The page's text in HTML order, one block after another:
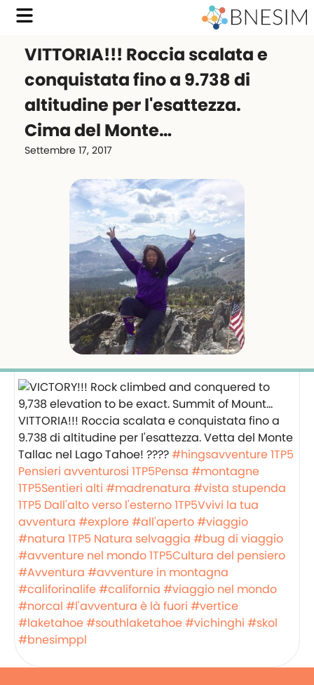
VITTORIA!!! Roccia scalata e
conquistata fino a 9.738 di
altitudine per l'esattezza.
Cima del Monte…
Settembre 17, 2017
VITTORIA!!! Roccia scalata e conquistata fino a
9.738 di altitudine per l'esattezza. Vetta del Monte
Tallac nel Lago Tahoe! ????‍️#hingsavventure1TP5
Pensieri avventurosi 1TP5Pensa #montagne
1TP5Sentieri alti #madrenatura #vista stupenda
1TP5 Dall'alto verso l'esterno1TP5Vvivi la tua
avventura #explore#all'aperto#viaggio
#natura 1TP5 Natura selvaggia #bug di viaggio
#avventure nel mondo1TP5Cultura del pensiero
#Avventura #avventure in montagna
#califorinalife#california #viaggio nel mondo
#norcal #l'avventura è là fuori #vertice
#laketahoe#southlaketahoe#vichinghi #skol
#bnesimppl